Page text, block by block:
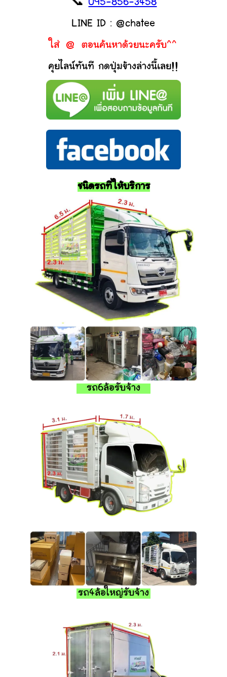
📞095-856-3458
LINE ID : @chatee
ใส่ @ ตอนค้นหาด้วยนะครับ^^
คุยไลน์ทันที กดปุ่มข้างล่างนี้เลย!!
ชนิดรถที่ให้บริการ
รถ6ล้อรับจ้าง
รถ4ล้อใหญ่รับจ้าง